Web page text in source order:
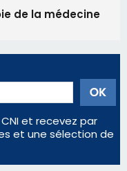
de la médecine
et recevez par
et une sélection de